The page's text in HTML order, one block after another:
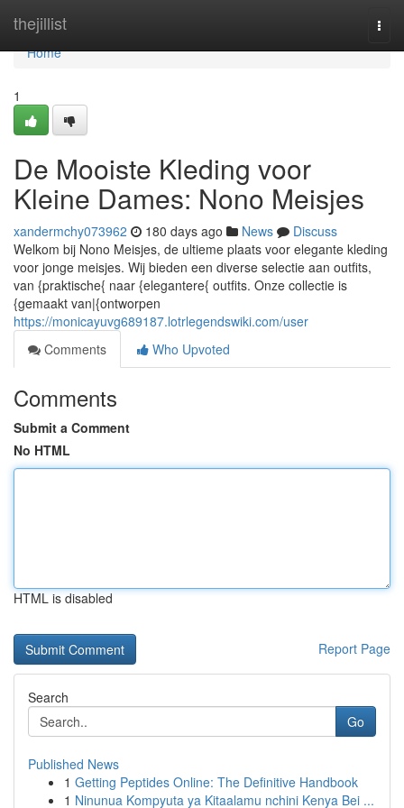
thejillist
Home
Home
1
De Mooiste Kleding voor
Kleine Dames: Nono Meisjes
xandermchy073962 180 days ago News
Discuss
Welkom bij Nono Meisjes, de ultieme plaats voor elegante kleding
voor jonge meisjes. Wij bieden een diverse selectie aan outfits,
van {praktische{ naar {elegantere{ outfits. Onze collectie is
{gemaakt van|{ontworpen
https://monicayuvg689187.lotrlegendswiki.com/user
Comments
Who Upvoted
Comments
Submit a Comment
No HTML
HTML is disabled
Report Page
Search
Go
Published News
1 Getting Peptides Online: The Definitive Handbook
1 Ninunua Kompyuta ya Kitaalamu nchini Kenya Bei ...